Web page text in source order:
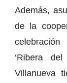
Además,
de la
‘Ribera
Villanueva